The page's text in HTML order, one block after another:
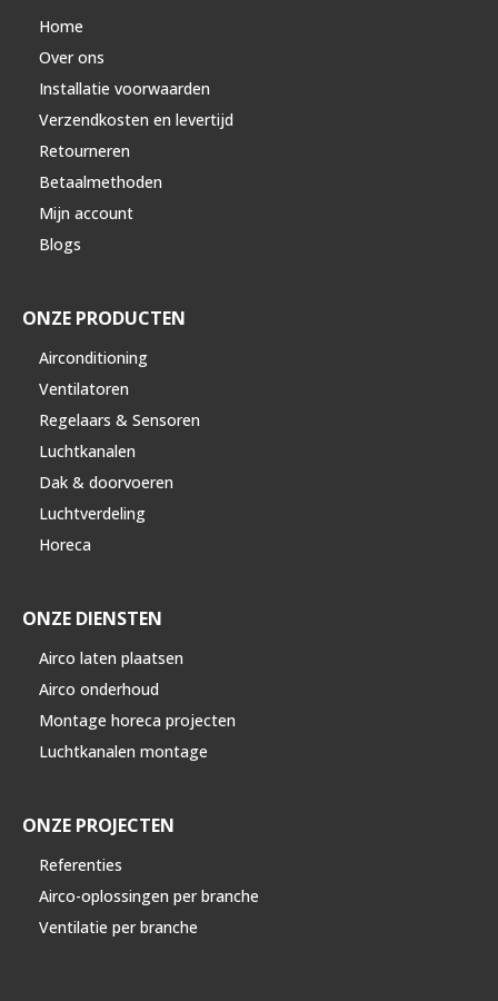
Home
Over ons
Installatie voorwaarden
Verzendkosten en levertijd
Retourneren
Betaalmethoden
Mijn account
Blogs
ONZE PRODUCTEN
Airconditioning
Ventilatoren
Regelaars & Sensoren
Luchtkanalen
Dak & doorvoeren
Luchtverdeling
Horeca
ONZE DIENSTEN
Airco laten plaatsen
Airco onderhoud
Montage horeca projecten
Luchtkanalen montage
ONZE PROJECTEN
Referenties
Airco-oplossingen per branche
Ventilatie per branche